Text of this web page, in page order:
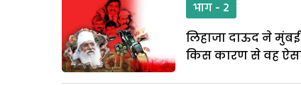
भाग - 2
लिहाजा दाऊद ने
किस कारण से वह